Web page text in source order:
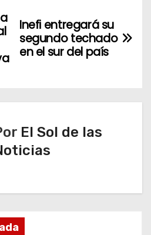
Inefi entregará su
segundo techado
en el sur del país
El Sol de las